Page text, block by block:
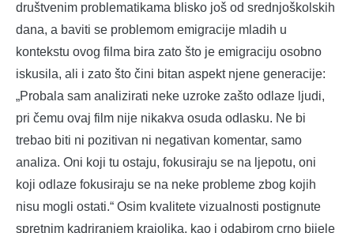
društvenim problematikama blisko još od srednjoškolskih
dana, a baviti se problemom emigracije mladih u
kontekstu ovog filma bira zato što je emigraciju osobno
iskusila, ali i zato što čini bitan aspekt njene generacije:
„Probala sam analizirati neke uzroke zašto odlaze ljudi,
pri čemu ovaj film nije nikakva osuda odlasku. Ne bi
trebao biti ni pozitivan ni negativan komentar, samo
analiza. Oni koji tu ostaju, fokusiraju se na ljepotu, oni
koji odlaze fokusiraju se na neke probleme zbog kojih
nisu mogli ostati.“ Osim kvalitete vizualnosti postignute
spretnim kadriranjem krajolika, kao i odabirom crno bijele